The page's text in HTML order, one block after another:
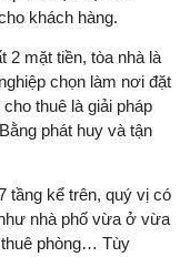
khách hàng.
2 mặt tiền, tòa nhà là
chọn làm nơi đặt
thuê là giải pháp
phát huy và tận
tầng kể trên, quý vị có
nhà phố vừa ở vừa
thuê phòng… Tùy